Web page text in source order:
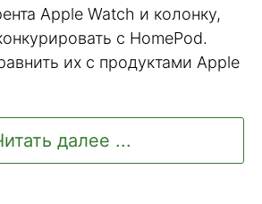
Apple Watch и колонку,
с HomePod.
их с продуктами Apple
далее ...